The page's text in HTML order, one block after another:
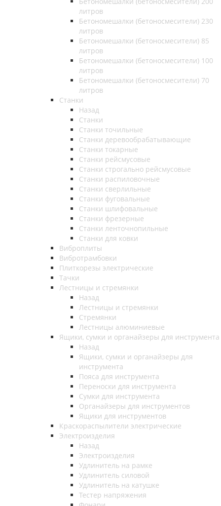
литров
Бетономешалки (бетоносмесители) 230
литров
Бетономешалки (бетоносмесители) 85
литров
Бетономешалки (бетоносмесители) 100
литров
Бетономешалки (бетоносмесители) 70
литров
Станки
Назад
Станки
Станки точильные
Станки деревообрабатывающие
Станки токарные
Станки рейсмусовые
Станки строгально рейсмусовые
Станки распиловочные
Станки сверлильные
Станки фуговальные
Станки шлифовальные
Станки фрезерные
Станки ленточнопильные
Станки для ковки
Виброплиты
Вибротрамбовки
Плиткорезы электрические
Тачки
Лестницы и стремянки
Назад
Лестницы и стремянки
Стремянки
Лестницы алюминиевые
Ящики, сумки и органайзеры для инструмента
Назад
Ящики, сумки и органайзеры для
инструмента
Пояса для инструмента
Переноски для инструмента
Сумки для инструмента
Органайзеры для инструментов
Ящики для инструментов
Краскораспылители электрические
Электроизделия
Назад
Электроизделия
Удлинитель на рамке
Удлинитель силовой
Удлинитель на катушке
Тестер напряжения